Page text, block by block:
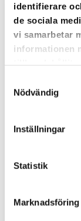
identifierare
de sociala
vi samarbetar
informationen
Nödvändig
Inställningar
Statistik
Marknadsföring
Anmäl